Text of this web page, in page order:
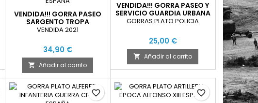
VENDIDA!!! GORRA PASEO
SARGENTO TROPA
MONTAÑA EJERCITO
VENDIDA 2021
34,90 €
 Añadir al carrito
VENDIDA!!! GORRA PASEO Y
SERVICIO GUARDIA URBANA
BARCELONA
GORRAS PLATO POLICIA
25,00 €
 Añadir al carrito
favorite_border
favorite_border